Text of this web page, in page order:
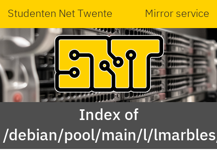
Studenten Net Twente Mirror service
Index of
/debian/pool/main/l/